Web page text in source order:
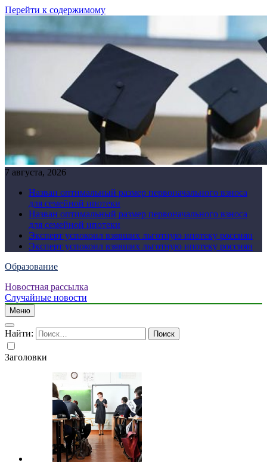
Перейти к содержимому
7 августа, 2026
Назван оптимальный размер первоначального взноса
для семейной ипотеки
Назван оптимальный размер первоначального взноса
для семейной ипотеки
Эксперт успокоил взявших льготную ипотеку россиян
Эксперт успокоил взявших льготную ипотеку россиян
Образование
Новостная рассылка
Случайные новости
Меню
Найти:
Заголовки